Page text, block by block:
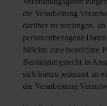
die Verarbeitung
darüber zu verlangen,
personenbezogene
Möchte eine betroffene
Bestätigungsrecht in
sich hierzu jederzeit an
die Verarbeitung